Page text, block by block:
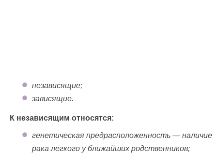
независящие;
зависящие.
К независящим относятся:
генетическая предрасположенность — наличие
рака легкого у ближайших родственников;